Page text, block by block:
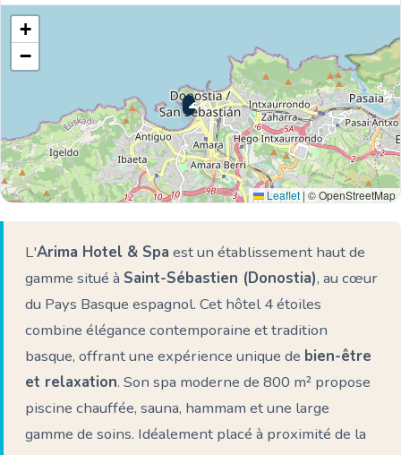
🌊 Ici
+
−
Leaflet | © OpenStreetMap
L'Arima Hotel & Spa est un établissement haut de
gamme situé à Saint-Sébastien (Donostia), au cœur
du Pays Basque espagnol. Cet hôtel 4 étoiles
combine élégance contemporaine et tradition
basque, offrant une expérience unique de bien-être
et relaxation. Son spa moderne de 800 m² propose
piscine chauffée, sauna, hammam et une large
gamme de soins. Idéalement placé à proximité de la